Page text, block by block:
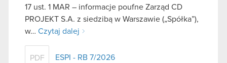
17 ust. 1 MAR – informacje poufne Zarząd CD
PROJEKT S.A. z siedzibą w Warszawie („Spółka”),
w… Czytaj dalej
PDF ESPI - RB 7/2026